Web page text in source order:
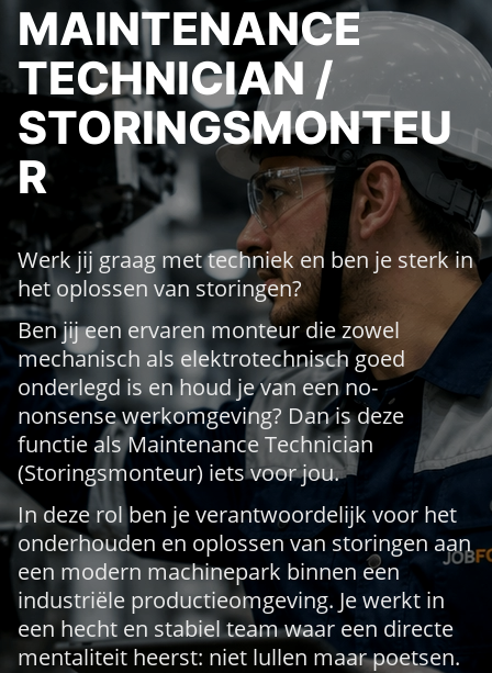
MAINTENANCE
TECHNICIAN /
STORINGSMONTEU
R
Werk jij graag met techniek en ben je sterk in
het oplossen van storingen?
Ben jij een ervaren monteur die zowel
mechanisch als elektrotechnisch goed
onderlegd is en houd je van een no-
nonsense werkomgeving? Dan is deze
functie als Maintenance Technician
(Storingsmonteur) iets voor jou.
In deze rol ben je verantwoordelijk voor het
onderhouden en oplossen van storingen aan
een modern machinepark binnen een
industriële productieomgeving. Je werkt in
een hecht en stabiel team waar een directe
mentaliteit heerst: niet lullen maar poetsen.